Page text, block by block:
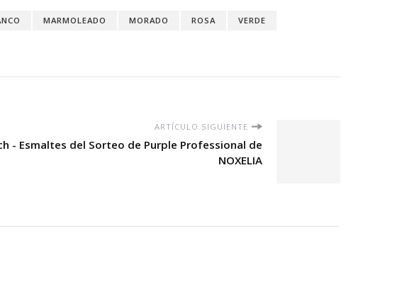
MARMOLEADO MORADO ROSA VERDE
ARTÍCULO SIGUIENTE
- Esmaltes del Sorteo de Purple Professional de
NOXELIA